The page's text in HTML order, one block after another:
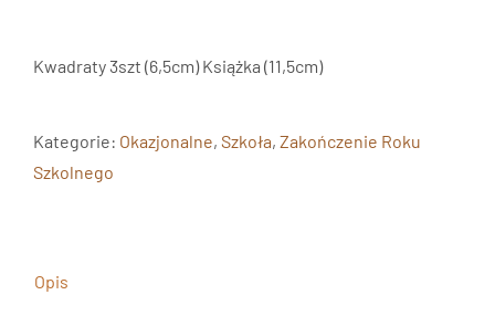
Kwadraty 3szt (6,5cm) Książka (11,5cm)
Kategorie: Okazjonalne, Szkoła, Zakończenie Roku
Szkolnego
Opis